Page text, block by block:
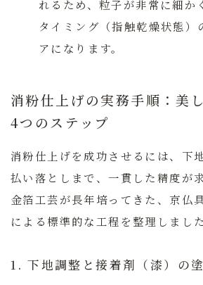
れるため、粒子が非常に細か
タイミング（指触乾燥状態）
アになります。
消粉仕上げの実務手順：美
4つのステップ
消粉仕上げを成功させるには、下
払い落としまで、一貫した精度が
金箔工芸が長年培ってきた、京仏
による標準的な工程を整理しました
1. 下地調整と接着剤（漆）の